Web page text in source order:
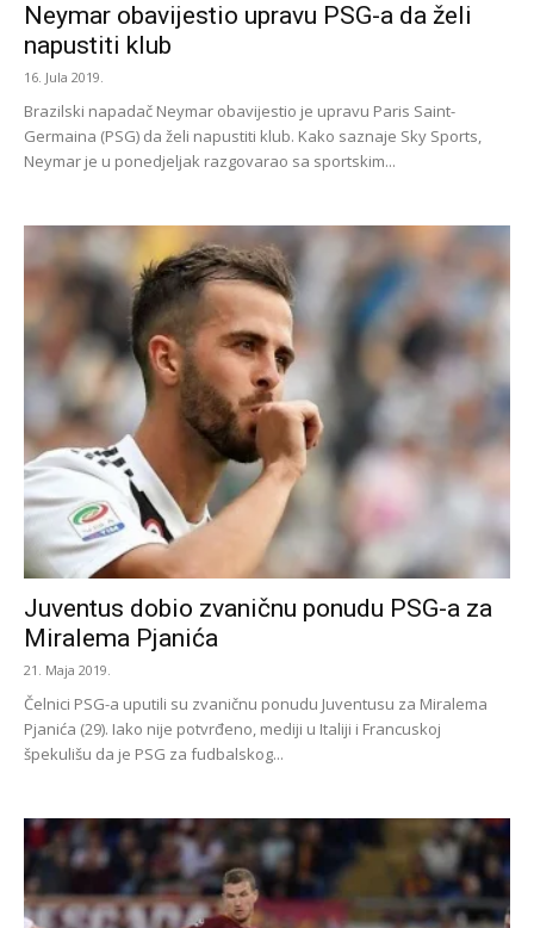
Neymar obavijestio upravu PSG-a da želi
napustiti klub
16. Jula 2019.
Brazilski napadač Neymar obavijestio je upravu Paris Saint-
Germaina (PSG) da želi napustiti klub. Kako saznaje Sky Sports,
Neymar je u ponedjeljak razgovarao sa sportskim...
Juventus dobio zvaničnu ponudu PSG-a za
Miralema Pjanića
21. Maja 2019.
Čelnici PSG-a uputili su zvaničnu ponudu Juventusu za Miralema
Pjanića (29). Iako nije potvrđeno, mediji u Italiji i Francuskoj
špekulišu da je PSG za fudbalskog...